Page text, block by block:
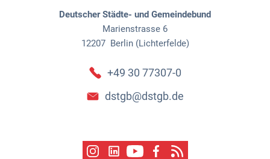
Deutscher Städte- und Gemeindebund
Marienstrasse 6
12207 Berlin (Lichterfelde)
+49 30 77307-0
dstgb@dstgb.de